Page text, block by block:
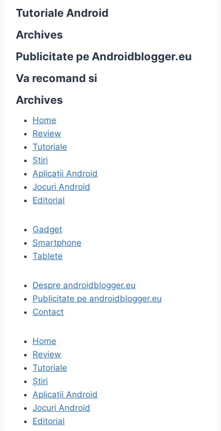
Tutoriale Android
Archives
Publicitate pe Androidblogger.eu
Va recomand si
Archives
Home
Review
Tutoriale
Știri
Aplicații Android
Jocuri Android
Editorial
Gadget
Smartphone
Tablete
Despre androidblogger.eu
Publicitate pe androidblogger.eu
Contact
Home
Review
Tutoriale
Știri
Aplicații Android
Jocuri Android
Editorial